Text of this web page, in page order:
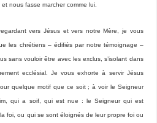
nous fasse marcher comme lui.
vers Jésus et vers notre Mère, je vous
les chrétiens – édifiés par notre témoignage –
sans vouloir être avec les exclus, s’isolant dans
ecclésial. Je vous exhorte à servir Jésus
quelque motif que ce soit ; à voir le Seigneur
qui a soif, qui est nue : le Seigneur qui est
foi, ou qui se sont éloignés de leur propre foi ou